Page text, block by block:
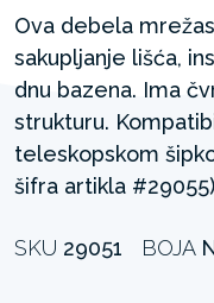
Ova debela
sakupljanje lišća,
dnu bazena. Ima
strukturu.
teleskopskom
šifra artikla
SKU 29051 BOJA